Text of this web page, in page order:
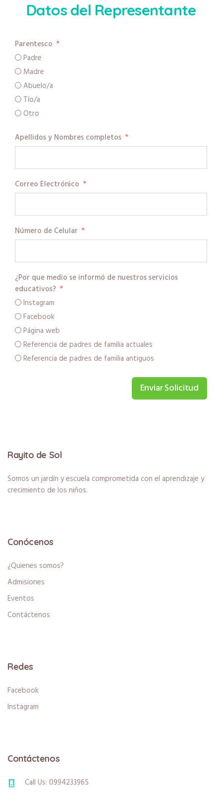
Datos del Representante
Parentesco
Padre
Madre
Abuelo/a
Tío/a
Otro
Apellidos y Nombres completos
Correo Electrónico
Número de Celular
¿Por que medio se informó de nuestros servicios
educativos?
Instagram
Facebook
Página web
Referencia de padres de familia actuales
Referencia de padres de familia antiguos
Enviar Solicitud
Rayito de Sol
Somos un jardín y escuela comprometida con el aprendizaje y
crecimiento de los niños.
Conócenos
¿Quienes somos?
Admisiones
Eventos
Contáctenos
Redes
Facebook
Instagram
Contáctenos
Call Us: 0994233965